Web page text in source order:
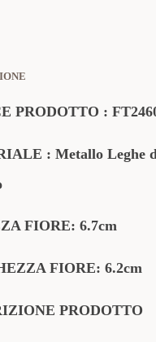
PRODOTTO :
: Metallo Leghe
FIORE: 6.7cm
FIORE: 6.2cm
PRODOTTO